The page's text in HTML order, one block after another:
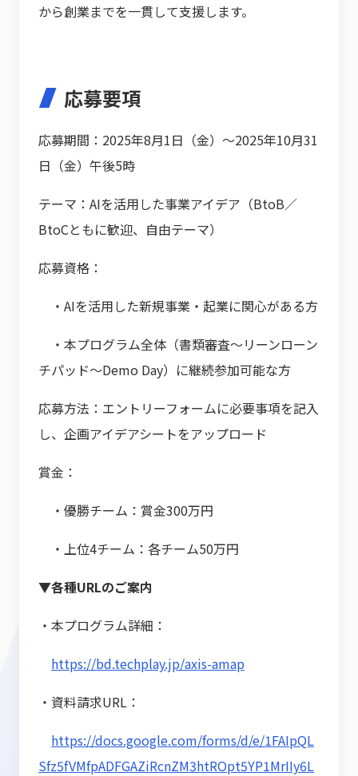
から創業までを一貫して支援します。
応募要項
応募期間：2025年8月1日（金）～2025年10月31
日（金）午後5時
テーマ：AIを活用した事業アイデア（BtoB／
BtoCともに歓迎、自由テーマ）
応募資格：
・AIを活用した新規事業・起業に関心がある方
・本プログラム全体（書類審査～リーンローン
チパッド～Demo Day）に継続参加可能な方
応募方法：エントリーフォームに必要事項を記入
し、企画アイデアシートをアップロード
賞金：
・優勝チーム：賞金300万円
・上位4チーム：各チーム50万円
▼各種URLのご案内
・本プログラム詳細：
https://bd.techplay.jp/axis-amap
・資料請求URL：
https://docs.google.com/forms/d/e/1FAIpQL
Sfz5fVMfpADFGAZiRcnZM3htROpt5YP1MrIIy6L